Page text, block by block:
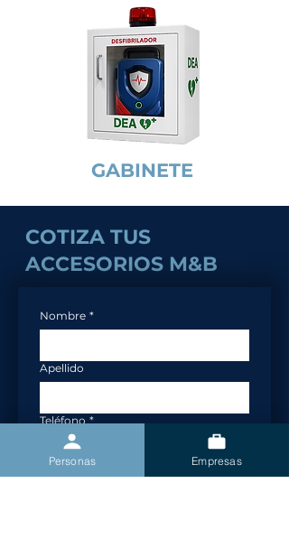
GABINETE
COTIZA TUS
ACCESORIOS M&B
Nombre *
Apellido
Teléfono *
Personas Empresas